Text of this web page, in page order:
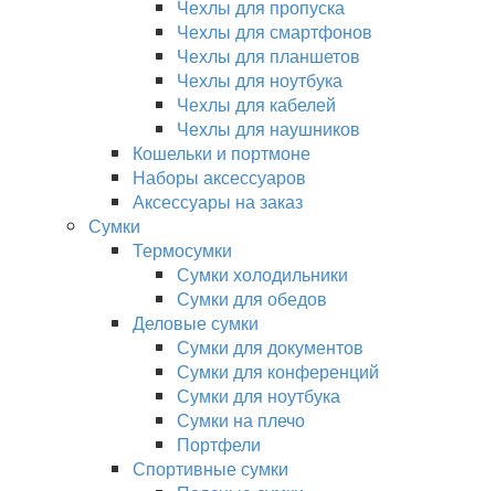
Чехлы для пропуска
Чехлы для смартфонов
Чехлы для планшетов
Чехлы для ноутбука
Чехлы для кабелей
Чехлы для наушников
Кошельки и портмоне
Наборы аксессуаров
Аксессуары на заказ
Сумки
Термосумки
Сумки холодильники
Сумки для обедов
Деловые сумки
Сумки для документов
Сумки для конференций
Сумки для ноутбука
Сумки на плечо
Портфели
Спортивные сумки